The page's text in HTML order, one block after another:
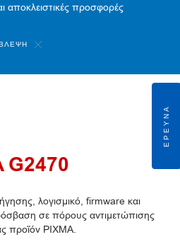
αποκλειστικές προσφορές
G2470
λογισμικό, firmware και
σε πόρους αντιμετώπισης
προϊόν PIXMA.
ΈΡΕΥΝΑ